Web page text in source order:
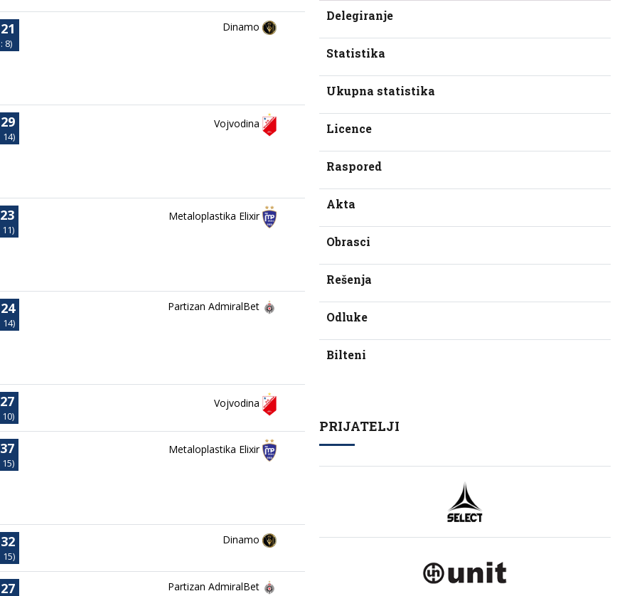
8)
Dinamo
14)
Vojvodina
Metaloplastika Elixir
14)
Partizan AdmiralBet
Vojvodina
Metaloplastika Elixir
15)
Dinamo
Partizan AdmiralBet
Delegiranje
Statistika
Ukupna statistika
Licence
Raspored
Akta
Obrasci
Rešenja
Odluke
Bilteni
PRIJATELJI